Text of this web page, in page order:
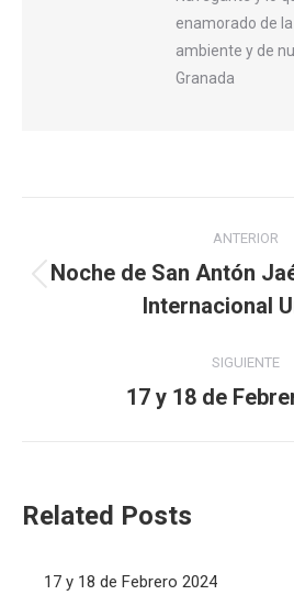
enamorado de
ambiente y de
Granada
Navegación
entre
publicaciones
ANTERIOR
Noche de San Antón
Internacional
SIGUIENTE
17 y 18 de
Related Posts
17 y 18 de Febrero 2024